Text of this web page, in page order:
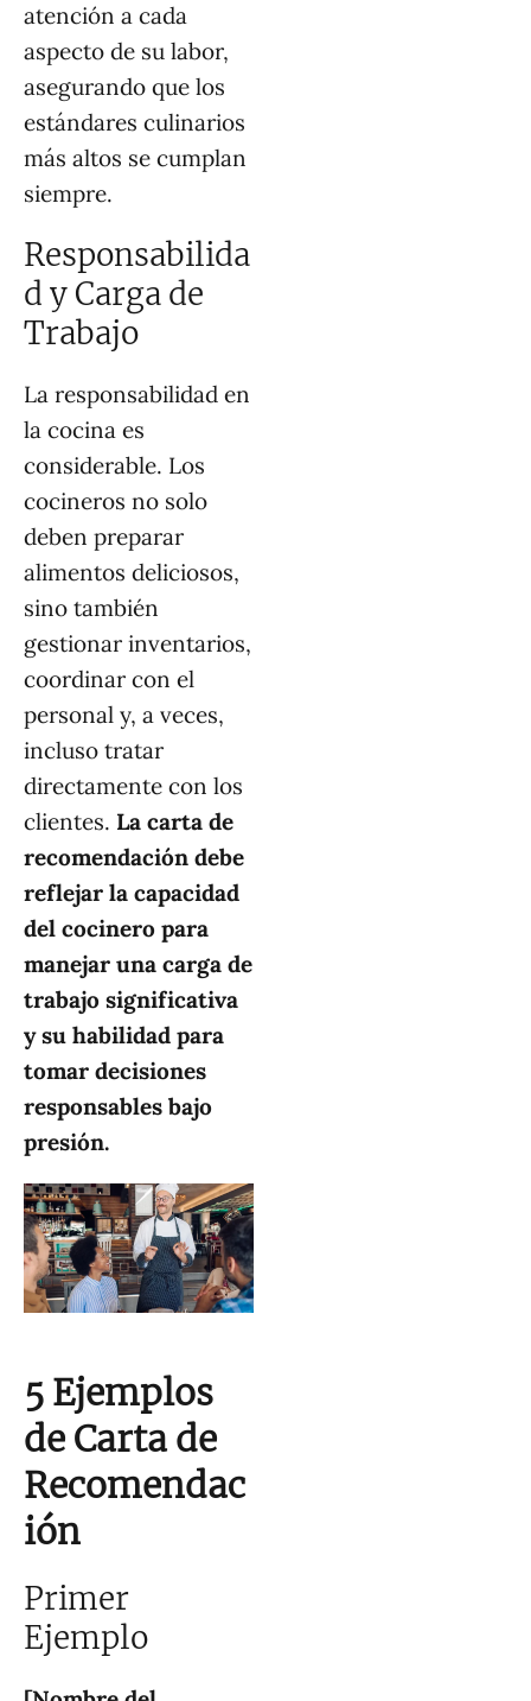
atención a cada
aspecto de su labor,
asegurando que los
estándares culinarios
más altos se cumplan
siempre.
Responsabilida
d y Carga de
Trabajo
La responsabilidad en
la cocina es
considerable. Los
cocineros no solo
deben preparar
alimentos deliciosos,
sino también
gestionar inventarios,
coordinar con el
personal y, a veces,
incluso tratar
directamente con los
clientes. La carta de
recomendación debe
reflejar la capacidad
del cocinero para
manejar una carga de
trabajo significativa
y su habilidad para
tomar decisiones
responsables bajo
presión.
5 Ejemplos
de Carta de
Recomendac
ión
Primer
Ejemplo